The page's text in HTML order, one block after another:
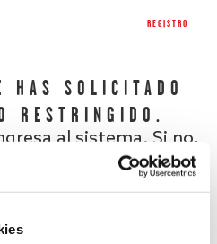
REGISTRO
HAS SOLICITADO
RESTRINGIDO.
al sistema. Si no,